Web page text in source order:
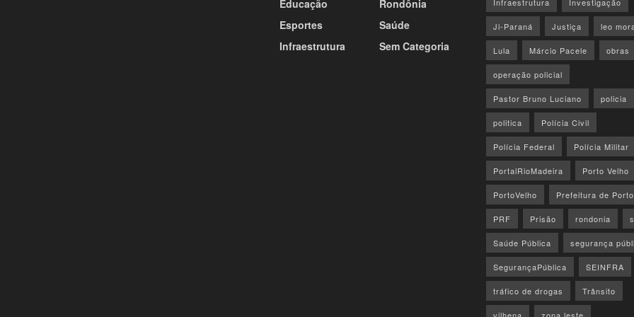
Educação
Esportes
Infraestrutura
Rondônia
Saúde
Sem Categoria
Infraestrutura Investigação
Ji-Paraná Justiça leo
Lula Márcio Pacele obras
operação policial
Pastor Bruno Luciano policia
politica Polícia Civil
Polícia Federal Polícia Militar
PortalRioMadeira Porto Velho
PortoVelho Prefeitura de
PRF Prisão rondonia
Saúde Pública segurança
SegurançaPública SEINFRA
tráfico de drogas Trânsito